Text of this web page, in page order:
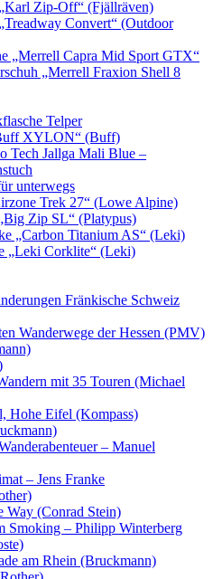
Zip-Off“ (Fjällräven)
Convert“ (Outdoor
„Merrell Capra Mid Sport GTX“
„Merrell Fraxion Shell 8
Telper
XYLON“ (Buff)
Tech Jallga Mali Blue –
unterwegs
Trek 27“ (Lowe Alpine)
Zip SL“ (Platypus)
„Carbon Titanium AS“ (Leki)
„Leki Corklite“ (Leki)
Fränkische Schweiz
Wanderwege der Hessen (PMV)
mit 35 Touren (Michael
Hohe Eifel (Kompass)
– Manuel
– Jens Franke
Way (Conrad Stein)
Smoking – Philipp Winterberg
am Rhein (Bruckmann)